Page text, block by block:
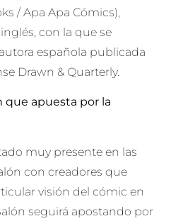
/ Apa Apa Cómics),
con la que se
española publicada
Drawn & Quarterly.
que apuesta por la
muy presente en las
con creadores que
visión del cómic en
seguirá apostando por